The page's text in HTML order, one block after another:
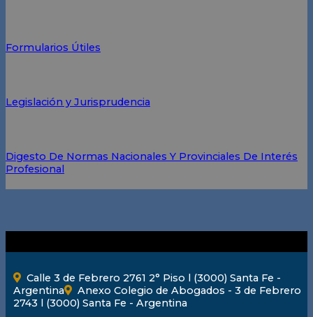
Formularios Útiles
Legislación y Jurisprudencia
Digesto De Normas Nacionales Y Provinciales De Interés
Profesional
Calle 3 de Febrero 2761 2° Piso l (3000) Santa Fe -
Argentina
Anexo Colegio de Abogados - 3 de Febrero
2743 l (3000) Santa Fe - Argentina